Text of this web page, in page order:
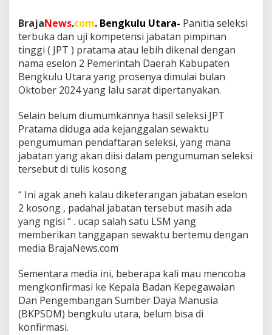
a
t
a
m
a
B
e
g
u
l
u
U
a
r
a
D
i
d
u
a
M
e
n
y
BrajaNews.com. Bengkulu Utara- Panitia seleksi
terbuka dan uji kompetensi jabatan pimpinan
tinggi ( JPT ) pratama atau lebih dikenal dengan
nama eselon 2 Pemerintah Daerah Kabupaten
Bengkulu Utara yang prosenya dimulai bulan
Oktober 2024 yang lalu sarat dipertanyakan.
Selain belum diumumkannya hasil seleksi JPT
Pratama diduga ada kejanggalan sewaktu
pengumuman pendaftaran seleksi, yang mana
jabatan yang akan diisi dalam pengumuman seleksi
tersebut di tulis kosong
“ Ini agak aneh kalau diketerangan jabatan eselon
2 kosong , padahal jabatan tersebut masih ada
yang ngisi “ . ucap salah satu LSM yang
memberikan tanggapan sewaktu bertemu dengan
media BrajaNews.com
Sementara media ini, beberapa kali mau mencoba
mengkonfirmasi ke Kepala Badan Kepegawaian
Dan Pengembangan Sumber Daya Manusia
(BKPSDM) bengkulu utara, belum bisa di
konfirmasi.